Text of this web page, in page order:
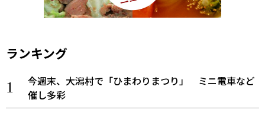
ランキング
今週末、大潟村で「ひまわりまつり」 ミニ電車など
催し多彩